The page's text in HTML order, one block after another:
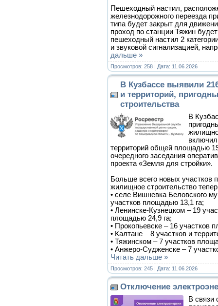
Пешеходный настил,
железнодорожного переезда
типа будет закрыт для
проход по станции Тяжин
пешеходный настил 2
и звуковой сигнализацией,
дальше »
Просмотров: 258 | Дата: 11.06.2026
В Кузбассе выявили
и территорий,
строительства
В
территорий общей площадью
очередного заседания
проекта «Земля для стройки».
Больше всего новых участков
жилищное строительство
• селе Вишневка Беловского
участков площадью 13,1 га;
• Ленинске-Кузнецком – 19
площадью 24,9 га;
• Прокопьевске – 16 участков
• Калтане – 8 участков и
• Тяжинском – 7 участков
• Анжеро-Судженске – 7
Читать дальше »
Просмотров: 245 | Дата: 11.06.2026
Отключение
В связи